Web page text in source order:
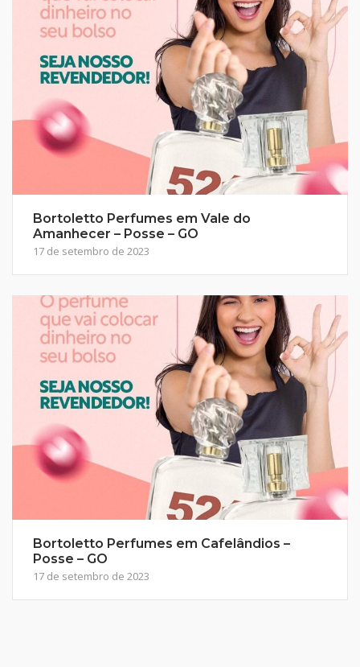
Bortoletto Perfumes em Vale do
Amanhecer – Posse – GO
17 de setembro de 2023
Bortoletto Perfumes em Cafelândios –
Posse – GO
17 de setembro de 2023